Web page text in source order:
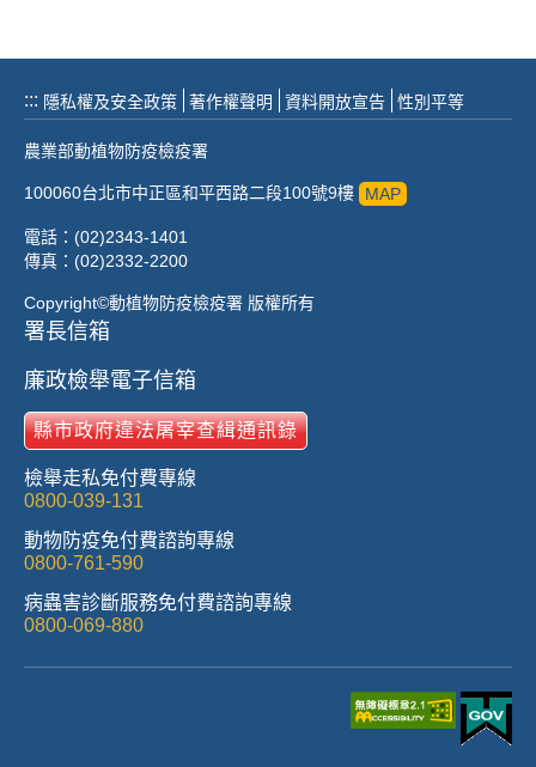
::: 隱私權及安全政策 著作權聲明 資料開放宣告 性別平等
農業部動植物防疫檢疫署
100060台北市中正區和平西路二段100號9樓 MAP
電話：(02)2343-1401
傳真：(02)2332-2200
Copyright©動植物防疫檢疫署 版權所有
署長信箱
廉政檢舉電子信箱
縣市政府違法屠宰查緝通訊錄
檢舉走私免付費專線
0800-039-131
動物防疫免付費諮詢專線
0800-761-590
病蟲害診斷服務免付費諮詢專線
0800-069-880